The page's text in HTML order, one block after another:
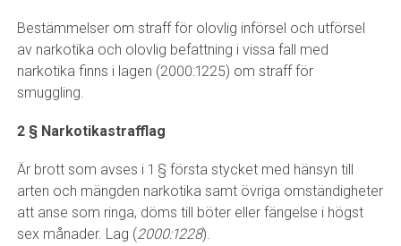
Bestämmelser om straff för olovlig införsel och utförsel
av narkotika och olovlig befattning i vissa fall med
narkotika finns i lagen (2000:1225) om straff för
smuggling.
2 § Narkotikastrafflag
Är brott som avses i 1 § första stycket med hänsyn till
arten och mängden narkotika samt övriga omständigheter
att anse som ringa, döms till böter eller fängelse i högst
sex månader. Lag (2000:1228).